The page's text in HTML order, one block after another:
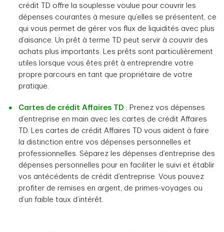
crédit TD offre la souplesse voulue pour couvrir les
dépenses courantes à mesure qu’elles se présentent, ce
qui vous permet de gérer vos flux de liquidités avec plus
d’aisance. Un prêt à terme TD peut servir à couvrir des
achats plus importants. Les prêts sont particulièrement
utiles lorsque vous êtes prêt à entreprendre votre
propre parcours en tant que propriétaire de votre
pratique.
Cartes de crédit Affaires TD : Prenez vos dépenses
d’entreprise en main avec les cartes de crédit Affaires
TD. Les cartes de crédit Affaires TD vous aident à faire
la distinction entre vos dépenses personnelles et
professionnelles. Séparez les dépenses d’entreprise des
dépenses personnelles pour en faciliter le suivi et établir
vos antécédents de crédit d’entreprise. Vous pouvez
profiter de remises en argent, de primes-voyages ou
d’un faible taux d’intérêt.